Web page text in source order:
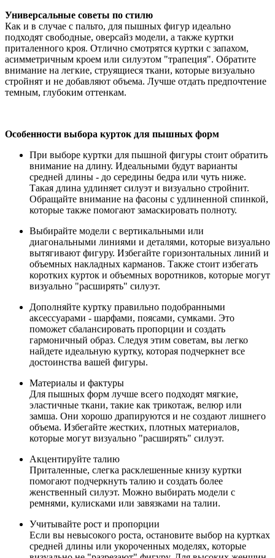
Универсальные советы по стилю
Как и в случае с пальто, для пышных фигур идеально
подходят свободные, оверсайз модели, а также куртки
приталенного кроя. Отлично смотрятся куртки с запахом,
асимметричным кроем или силуэтом "трапеция". Обратите
внимание на легкие, струящиеся ткани, которые визуально
стройнят и не добавляют объема. Лучше отдать предпочтение
темным, глубоким оттенкам.
Особенности выбора курток для пышных форм
При выборе куртки для пышной фигуры стоит обратить
внимание на длину. Идеальными будут варианты
средней длины - до середины бедра или чуть ниже.
Такая длина удлиняет силуэт и визуально стройнит.
Обращайте внимание на фасоны с удлиненной спинкой,
которые также помогают замаскировать полноту.
Выбирайте модели с вертикальными или
диагональными линиями и деталями, которые визуально
вытягивают фигуру. Избегайте горизонтальных линий и
объемных накладных карманов. Также стоит избегать
коротких курток и объемных воротников, которые могут
визуально "расширять" силуэт.
Дополняйте куртку правильно подобранными
аксессуарами - шарфами, поясами, сумками. Это
поможет сбалансировать пропорции и создать
гармоничный образ. Следуя этим советам, вы легко
найдете идеальную куртку, которая подчеркнет все
достоинства вашей фигуры.
Материалы и фактуры
Для пышных форм лучше всего подходят мягкие,
эластичные ткани, такие как трикотаж, велюр или
замша. Они хорошо драпируются и не создают лишнего
объема. Избегайте жестких, плотных материалов,
которые могут визуально "расширять" силуэт.
Акцентируйте талию
Приталенные, слегка расклешенные книзу куртки
помогают подчеркнуть талию и создать более
женственный силуэт. Можно выбирать модели с
ремнями, кулисками или завязками на талии.
Учитывайте рост и пропорции
Если вы невысокого роста, остановите выбор на куртках
средней длины или укороченных моделях, которые